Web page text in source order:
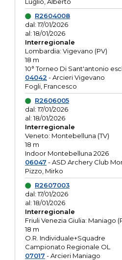
R2604008
dal: 17/01/2026
al: 18/01/2026
Interregionale
Lombardia: Vigevano (PV)
18 m
10° Torneo Di Sant'antonio
04042 - Arcieri Vigevano
Fogli, Francesco
R2606005
dal: 17/01/2026
al: 18/01/2026
Interregionale
Veneto: Montebelluna (TV)
18 m
Indoor Montebelluna 2026
06047 - ASD Archery Club
Pizzo, Mirko
R2607003
dal: 17/01/2026
al: 18/01/2026
Interregionale
Friuli Venezia Giulia: Maniago
18 m
O.R. Individuale+Squadre
Campionato Regionale OL
07017 - Arcieri Maniago